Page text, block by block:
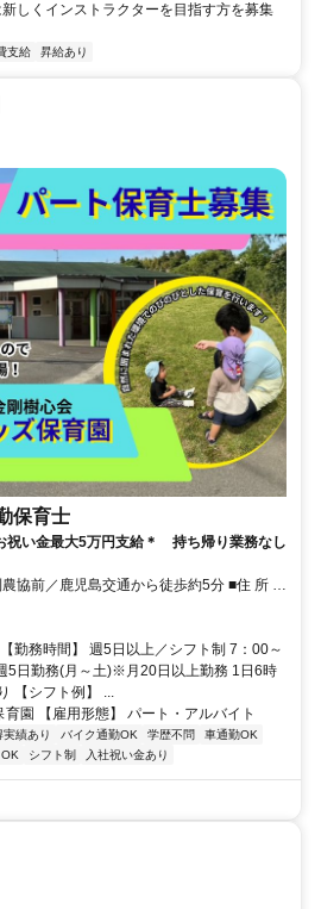
しくインストラクターを目指す方を募集
支給 昇給あり
保育士
祝い金最大5万円支給＊ 持ち帰り業務なし
前／鹿児島交通から徒歩約5分 ■住 所 鹿
前／鹿児島
勤務時間】 週5日以上／シフト制 7：00～
5日勤務(月～土)※月20日以上勤務 1日6時
【シフト例】 ...
育園 【雇用形態】 パート・アルバイト
績あり バイク通勤OK 学歴不問
車通勤OK
シフト制 入社祝い金あり